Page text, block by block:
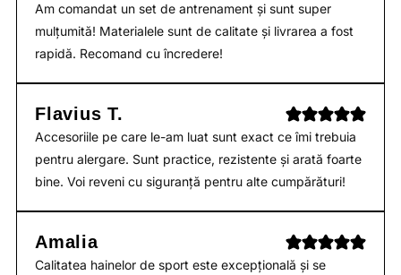
Am comandat un set de antrenament și sunt super
mulțumită! Materialele sunt de calitate și livrarea a fost
rapidă. Recomand cu încredere!
Flavius T.
Accesoriile pe care le-am luat sunt exact ce îmi trebuia
pentru alergare. Sunt practice, rezistente și arată foarte
bine. Voi reveni cu siguranță pentru alte cumpărături!
Amalia
Calitatea hainelor de sport este excepțională și se